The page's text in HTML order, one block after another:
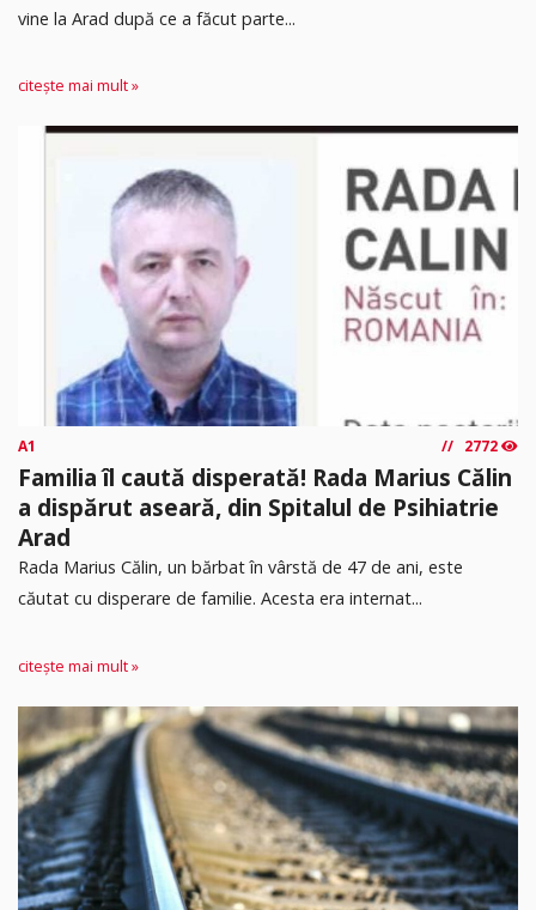
vine la Arad după ce a făcut parte...
citește mai mult »
A1 2772
Familia îl caută disperată! Rada Marius Călin
a dispărut aseară, din Spitalul de Psihiatrie
Arad
Rada Marius Călin, un bărbat în vârstă de 47 de ani, este
căutat cu disperare de familie. Acesta era internat...
citește mai mult »